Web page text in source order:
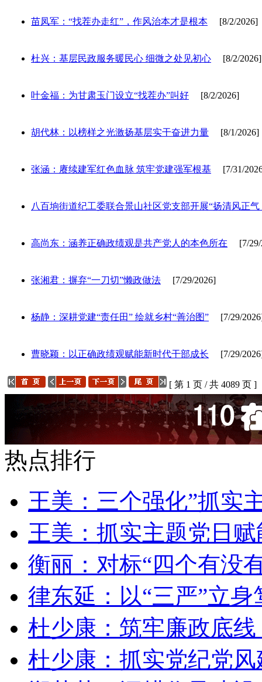
苗凤军：“找茬办走红”，作风治本才是根本 [8/2/2026]
杜兴：基层民政服务暖民心 细微之处见初心 [8/2/2026]
叶金福：为甘肃玉门设立“找茬办”叫好 [8/2/2026]
胡代林：以榜样之光激扬基层实干奋进力量 [8/1/2026]
张涵：赓续建军红色血脉 筑牢党建强军根基 [7/31/
八百垧街道纪工委联合景山社区党支部开展“扬清风正
高尚东：涵养正确政绩观是共产党人的本色所在 [7/29/
张湘君：摒弃“一刀切”懒政做法 [7/29/2026]
杨静：深耕党建“责任田” 绘就乡村“善治图” [7/29/
曹晓颖：以正确政绩观赋能新时代干部成长 [7/29/
[ 第 1 页 / 共 4089 页 ]
热点排行
王美：三个强化”抓实
王美：抓实主题党日
衡丽：对标“四个有没
律东延：以“三严”立
杜少康：筑牢廉政底
杜少康：抓实党纪党